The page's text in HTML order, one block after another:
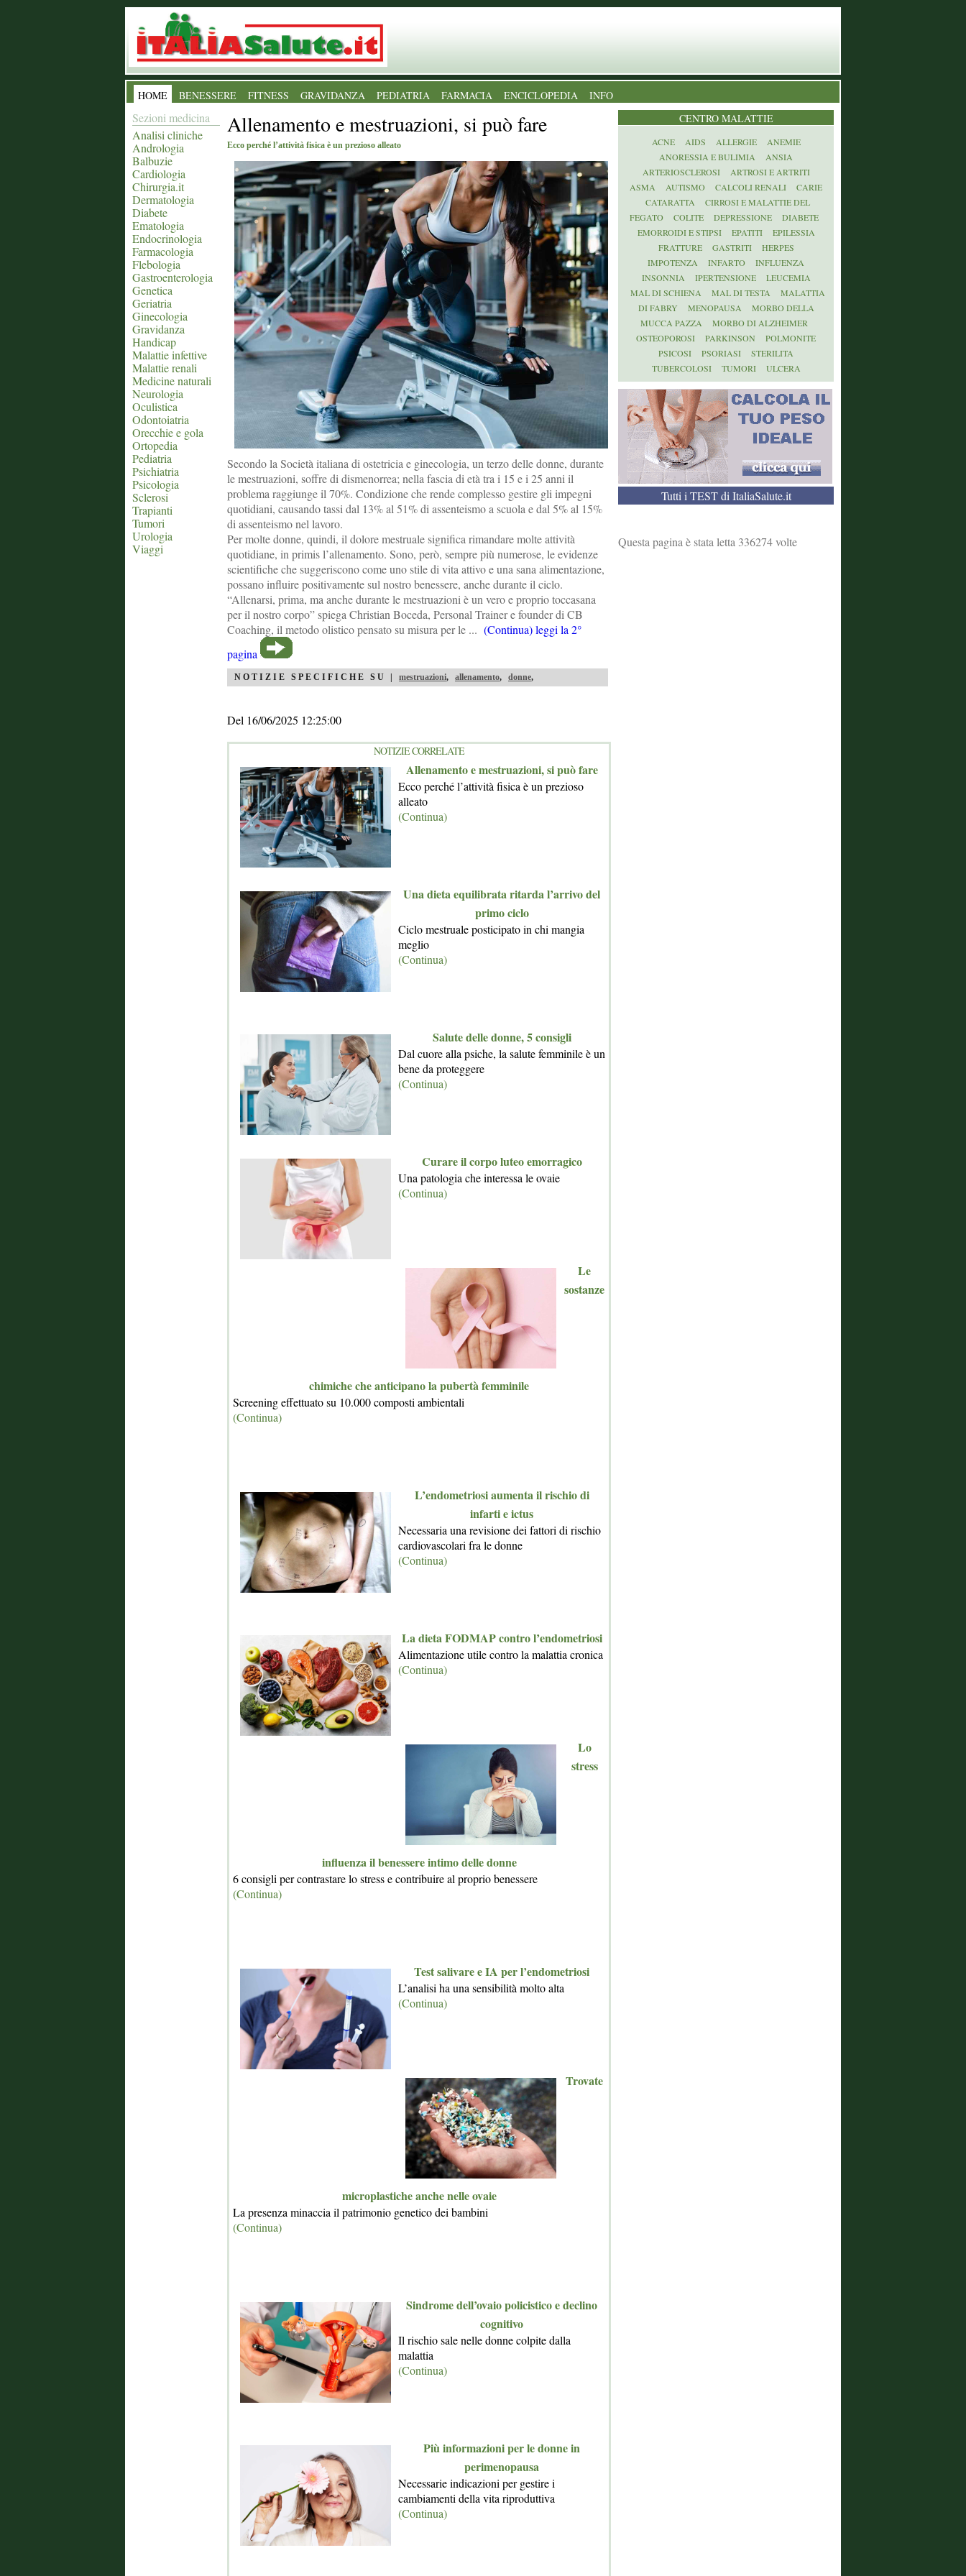
HOME BENESSERE FITNESS GRAVIDANZA PEDIATRIA FARMACIA ENCICLOPEDIA INFO
Sezioni medicina
Analisi cliniche
Andrologia
Balbuzie
Cardiologia
Chirurgia.it
Dermatologia
Diabete
Ematologia
Endocrinologia
Farmacologia
Flebologia
Gastroenterologia
Genetica
Geriatria
Ginecologia
Gravidanza
Handicap
Malattie infettive
Malattie renali
Medicine naturali
Neurologia
Oculistica
Odontoiatria
Orecchie e gola
Ortopedia
Pediatria
Psichiatria
Psicologia
Sclerosi
Trapianti
Tumori
Urologia
Viaggi
Allenamento e mestruazioni, si può fare
Ecco perché l’attività fisica è un prezioso alleato
Secondo la Società italiana di ostetricia e ginecologia, un terzo delle donne, durante
le mestruazioni, soffre di dismenorrea; nella fascia di età tra i 15 e i 25 anni il
problema raggiunge il 70%. Condizione che rende complesso gestire gli impegni
quotidiani, causando tassi dal 13% al 51% di assenteismo a scuola e dal 5% al 15%
di assenteismo nel lavoro.
Per molte donne, quindi, il dolore mestruale significa rimandare molte attività
quotidiane, in primis l’allenamento. Sono, però, sempre più numerose, le evidenze
scientifiche che suggeriscono come uno stile di vita attivo e una sana alimentazione,
possano influire positivamente sul nostro benessere, anche durante il ciclo.
“Allenarsi, prima, ma anche durante le mestruazioni è un vero e proprio toccasana
per il nostro corpo” spiega Christian Boceda, Personal Trainer e founder di CB
Coaching, il metodo olistico pensato su misura per le ... (Continua) leggi la 2°
pagina
NOTIZIE SPECIFICHE SU | mestruazioni, allenamento, donne,
Del 16/06/2025 12:25:00
NOTIZIE CORRELATE
Allenamento e mestruazioni, si può fare
Ecco perché l’attività fisica è un prezioso
alleato
(Continua)
Una dieta equilibrata ritarda l’arrivo del
primo ciclo
Ciclo mestruale posticipato in chi mangia
meglio
(Continua)
Salute delle donne, 5 consigli
Dal cuore alla psiche, la salute femminile è un
bene da proteggere
(Continua)
Curare il corpo luteo emorragico
Una patologia che interessa le ovaie
(Continua)
Le
sostanze
chimiche che anticipano la pubertà femminile
Screening effettuato su 10.000 composti ambientali
(Continua)
L’endometriosi aumenta il rischio di
infarti e ictus
Necessaria una revisione dei fattori di rischio
cardiovascolari fra le donne
(Continua)
La dieta FODMAP contro l’endometriosi
Alimentazione utile contro la malattia cronica
(Continua)
Lo
stress
influenza il benessere intimo delle donne
6 consigli per contrastare lo stress e contribuire al proprio benessere
(Continua)
Test salivare e IA per l’endometriosi
L’analisi ha una sensibilità molto alta
(Continua)
Trovate
microplastiche anche nelle ovaie
La presenza minaccia il patrimonio genetico dei bambini
(Continua)
Sindrome dell’ovaio policistico e declino
cognitivo
Il rischio sale nelle donne colpite dalla
malattia
(Continua)
Più informazioni per le donne in
perimenopausa
Necessarie indicazioni per gestire i
cambiamenti della vita riproduttiva
(Continua)
CENTRO MALATTIE
ACNE AIDS ALLERGIE
ANEMIE
ANORESSIA E BULIMIA
ANSIA
ARTERIOSCLEROSI
ARTROSI E ARTRITI
ASMA
AUTISMO CALCOLI RENALI
CARIE
CATARATTA
CIRROSI E MALATTIE DEL
FEGATO
COLITE DEPRESSIONE
DIABETE
EMORROIDI E STIPSI
EPATITI
EPILESSIA
FRATTURE
GASTRITI
HERPES
IMPOTENZA
INFARTO
INFLUENZA
INSONNIA
IPERTENSIONE
LEUCEMIA
MAL DI SCHIENA
MAL DI TESTA
MALATTIA
DI FABRY
MENOPAUSA
MORBO DELLA
MUCCA PAZZA
MORBO DI ALZHEIMER
OSTEOPOROSI
PARKINSON
POLMONITE
PSICOSI
PSORIASI
STERILITA
TUBERCOLOSI
TUMORI ULCERA
Tutti i TEST di ItaliaSalute.it
Questa pagina è stata letta 336274 volte